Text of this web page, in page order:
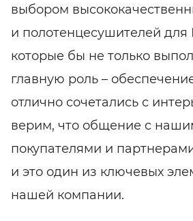
выбором
и полотенцесушителей
которые бы не только
главную роль –
отлично сочетались с
верим, что общение с
покупателями и
и это один из ключевых
нашей компании.